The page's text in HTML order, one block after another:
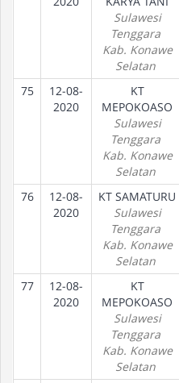
Sulawesi
Tenggara
Kab. Konawe
Selatan
75
12-08-
2020
KT
MEPOKOASO
Sulawesi
Tenggara
Kab. Konawe
Selatan
76
12-08-
2020
KT SAMATURU
Sulawesi
Tenggara
Kab. Konawe
Selatan
77
12-08-
2020
KT
MEPOKOASO
Sulawesi
Tenggara
Kab. Konawe
Selatan